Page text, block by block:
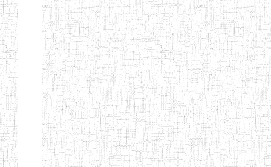
BAPTIST
TEACHERS
TRAINING
COLLEGE
08/08/1983 ENIEG
KENCHOLIA
TEACHER'S
TRAINING
COLLEGE
15/09/2015 ENIEG